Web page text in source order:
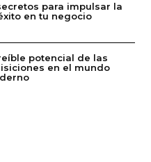
para impulsar la
en tu negocio
potencial de las
en el mundo